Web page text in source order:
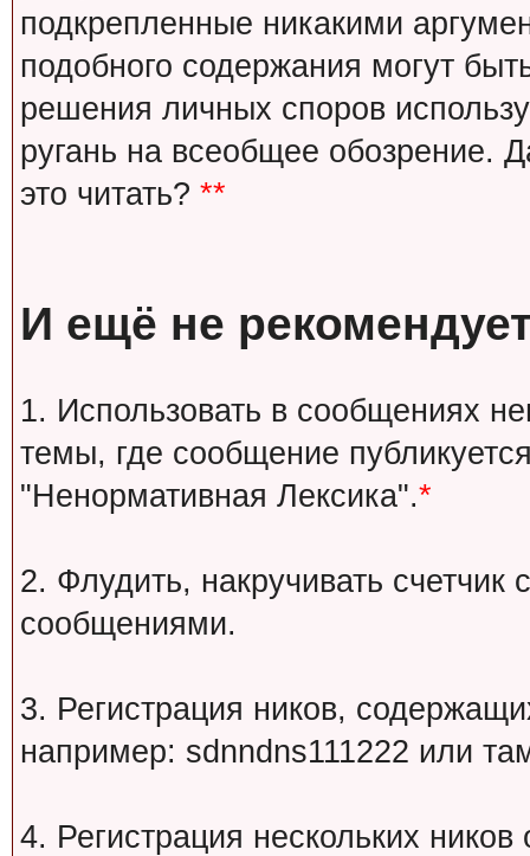
подкрепленные никакими
подобного содержания могут
решения личных споров
ругань на всеобщее обозрение.
это читать? **
И ещё не
1. Использовать в сообщениях
темы, где сообщение
"Ненормативная Лексика".*
2. Флудить, накручивать
сообщениями.
3. Регистрация ников,
например: sdnndns111222 или
4. Регистрация нескольких